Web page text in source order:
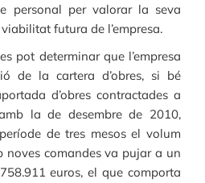
personal per valorar la seva
futura de l’empresa.
pot determinar que l’empresa
de la cartera d’obres, si bé
d’obres contractades a
la de desembre de 2010,
de tres mesos el volum
noves comandes va pujar a un
euros, el que comporta